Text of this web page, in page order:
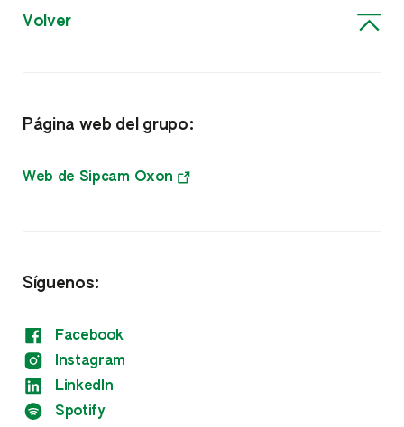
Nutrientes
Bioestimulantes
Volver
Página web del grupo:
Web de Sipcam Oxon
Síguenos:
Facebook
Instagram
LinkedIn
Spotify